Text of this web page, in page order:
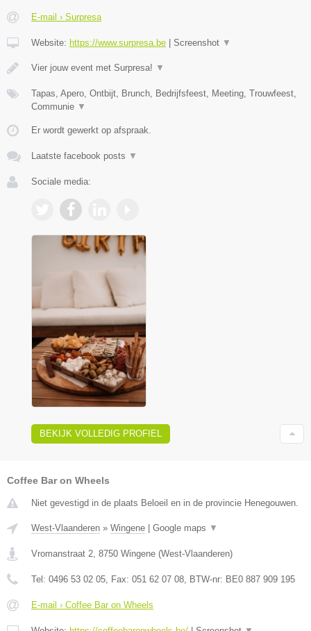
E-mail › Surpresa
Website: https://www.surpresa.be | Screenshot ▼
Vier jouw event met Surpresa! ▼
Tapas, Apero, Ontbijt, Brunch, Bedrijfsfeest, Meeting, Trouwfeest,
Communie ▼
Er wordt gewerkt op afspraak.
Laatste facebook posts ▼
Sociale media:
BEKIJK VOLLEDIG PROFIEL
Coffee Bar on Wheels
Niet gevestigd in de plaats Beloeil en in de provincie Henegouwen.
West-Vlaanderen » Wingene | Google maps ▼
Vromanstraat 2 8750 Wingene (West-Vlaanderen)
Tel: 0496 53 02 05 , Fax: 051 62 07 08 , BTW-nr: BE0 887 909 195
E-mail › Coffee Bar on Wheels